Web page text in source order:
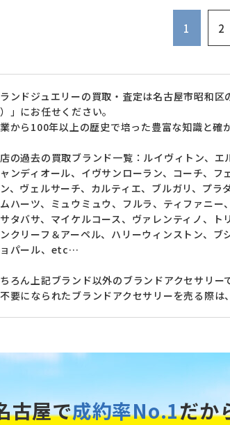
1 2
ンドジュエリーの買取・査定は名古屋市昭和
」にお任せください。
から100年以上の歴史で培った豊富な知識と確
の過去の買取ブランド一覧：ルイヴィトン、
ンディオール、イヴサンローラン、コーチ、
、ヴェルサーチ、カルティエ、ブルガリ、プ
ハーツ、ミュウミュウ、フルラ、ティファニ
タバサ、マイケルコース、ヴァレンティノ、
クリーフ＆アーペル、ハリーウィンストン、ブ
パール、etc…
ろん上記ブランド以外のブランドアクセサリー
要になられたブランドアクセサリーを売る際は
古屋で成約率No.1だか